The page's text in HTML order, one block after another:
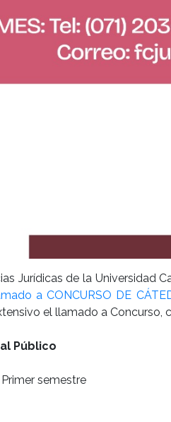
Jurídicas de la Universidad
a CONCURSO DE
el llamado a
Público
semestre